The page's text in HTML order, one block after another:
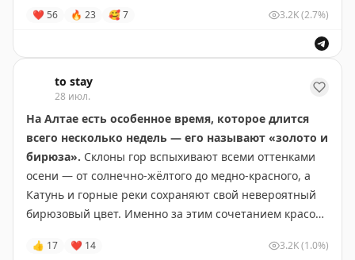
❤ 56 🔥 23 🥰7 3.2K(2.7%)
to stay
28 июл.
На Алтае есть особенное время, которое длится
всего несколько недель — его называют «золото и
бирюза». Склоны гор вспыхивают всеми оттенками
осени — от солнечно-жёлтого до медно-красного, а
Катунь и горные реки сохраняют свой невероятный
бирюзовый цвет. Именно за этим сочетанием красок
путешественники со всего мира.
👍 17 ❤ 14 3.2K(1.0%)